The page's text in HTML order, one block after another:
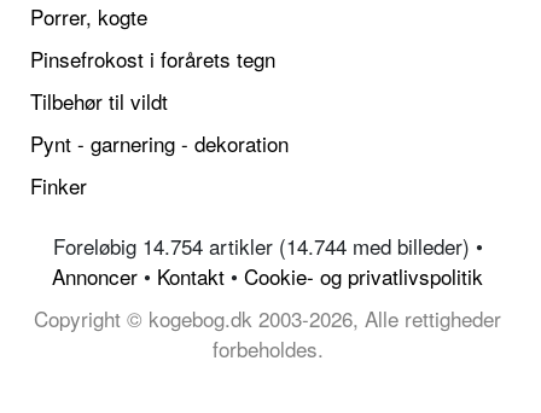
Porrer, kogte
Pinsefrokost i forårets tegn
Tilbehør til vildt
Pynt - garnering - dekoration
Finker
Foreløbig 14.754 artikler (14.744 med billeder) •
Annoncer • Kontakt • Cookie- og privatlivspolitik
Copyright © kogebog.dk 2003-2026, Alle rettigheder
forbeholdes.